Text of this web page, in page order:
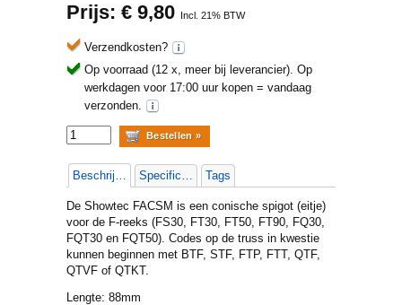
Prijs: € 9,80 Incl. 21% BTW
Verzendkosten?
Op voorraad (12 x, meer bij leverancier). Op
werkdagen voor 17:00 uur kopen = vandaag
verzonden.
Beschrijving Specificaties Tags
De Showtec FACSM is een conische spigot (eitje)
voor de F-reeks (FS30, FT30, FT50, FT90, FQ30,
FQT30 en FQT50). Codes op de truss in kwestie
kunnen beginnen met BTF, STF, FTP, FTT, QTF,
QTVF of QTKT.
Lengte: 88mm